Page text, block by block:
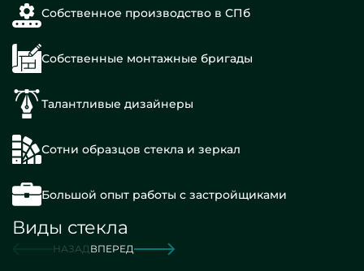
Собственное производство в СПб
Собственные монтажные бригады
Талантливые дизайнеры
Сотни образцов стекла и зеркал
Большой опыт работы с застройщиками
Виды стекла
НАЗАДВПЕРЕД